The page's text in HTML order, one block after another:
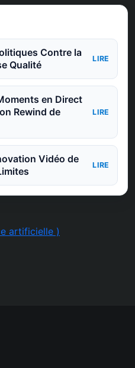
Contre la
Qualité
LIRE
en Direct
Rewind de
LIRE
Vidéo de
LIRE
artificielle )